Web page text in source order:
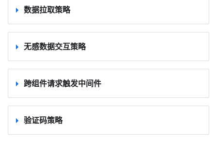
数据拉取策略
无感数据交互策略
跨组件请求触发中间件
验证码策略